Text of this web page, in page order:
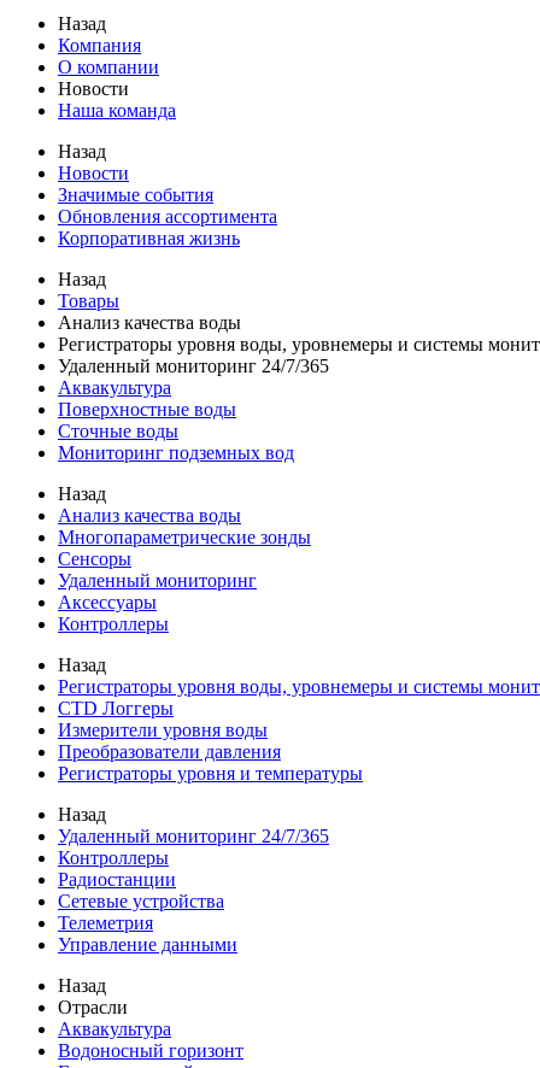
Назад
Компания
О компании
Новости
Наша команда
Назад
Новости
Значимые события
Обновления ассортимента
Корпоративная жизнь
Назад
Товары
Анализ качества воды
Регистраторы уровня воды, уровнемеры и системы
Удаленный мониторинг 24/7/365
Аквакультура
Поверхностные воды
Сточные воды
Мониторинг подземных вод
Назад
Анализ качества воды
Многопараметрические зонды
Сенсоры
Удаленный мониторинг
Аксессуары
Контроллеры
Назад
Регистраторы уровня воды, уровнемеры и системы
CTD Логгеры
Измерители уровня воды
Преобразователи давления
Регистраторы уровня и температуры
Назад
Удаленный мониторинг 24/7/365
Контроллеры
Радиостанции
Сетевые устройства
Телеметрия
Управление данными
Назад
Отрасли
Аквакультура
Водоносный горизонт